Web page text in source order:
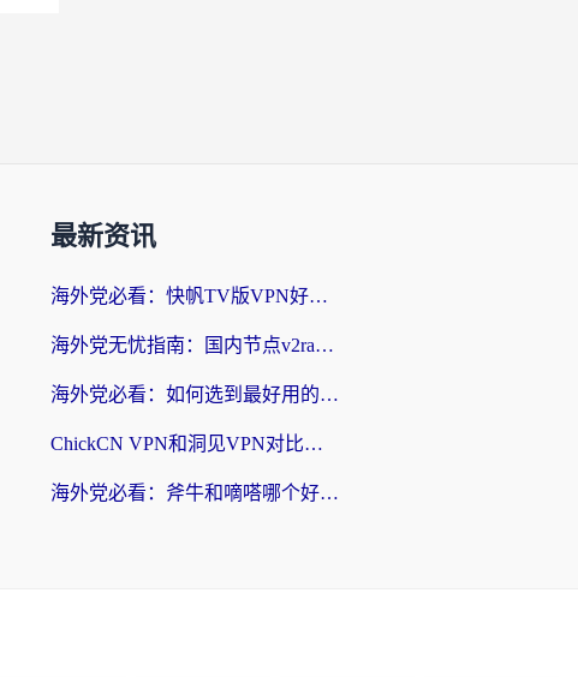
最新资讯
海外党必看：快帆TV版VPN好用吗？和快游VPN对比哪个回国效果更好？附实用避坑指南
海外党无忧指南：国内节点v2ray怎么选？一键回国VPN+多场景实测帮你避坑
海外党必看：如何选到最好用的回国加速器？从节点到售后的全维度指南
ChickCN VPN和洞见VPN对比哪个回国效果更好？海外党亲测3款加速器+避坑指南
海外党必看：斧牛和嘀嗒哪个好？3个维度教你选对回国加速器